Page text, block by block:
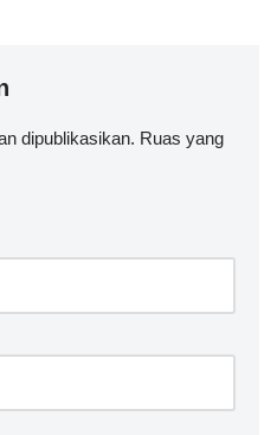
dipublikasikan. Ruas yang